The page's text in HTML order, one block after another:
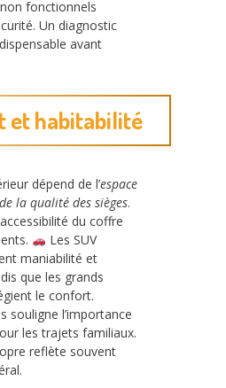
fonctionnels
Un diagnostic
avant
et habitabilité
dépend de l’espace
la qualité des sièges.
du coffre
Les SUV
maniabilité et
que les grands
le confort.
souligne l’importance
les trajets familiaux.
reflète souvent